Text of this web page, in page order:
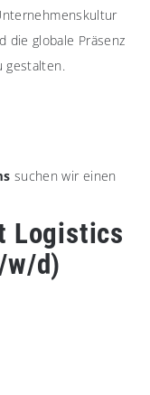
die globale Präsenz
gestalten.
suchen wir einen
Logistics
w/d)